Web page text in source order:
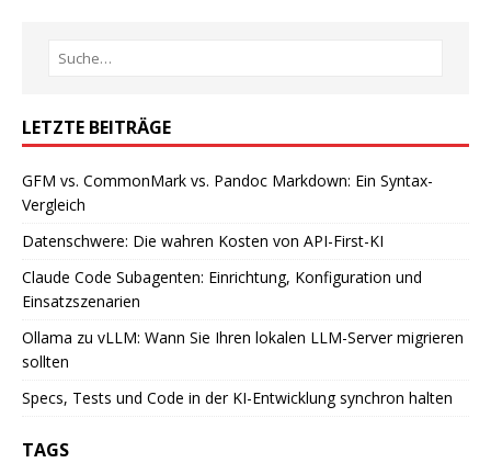
LETZTE BEITRÄGE
GFM vs. CommonMark vs. Pandoc Markdown: Ein Syntax-
Vergleich
Datenschwere: Die wahren Kosten von API-First-KI
Claude Code Subagenten: Einrichtung, Konfiguration und
Einsatzszenarien
Ollama zu vLLM: Wann Sie Ihren lokalen LLM-Server migrieren
sollten
Specs, Tests und Code in der KI-Entwicklung synchron halten
TAGS